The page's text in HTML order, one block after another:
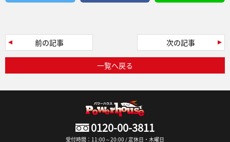
前の記事
一覧へ戻る
次の記事
0120-00-3811
受付時間：11:00～20:00 / 定休日・木曜日